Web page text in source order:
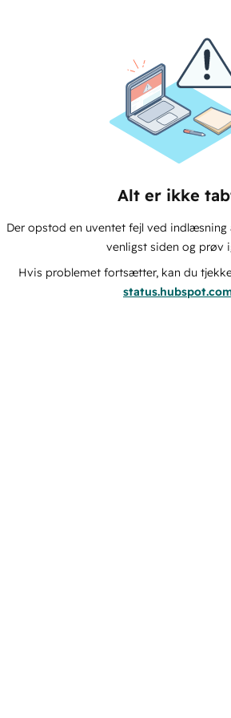
Alt er ikke
Der opstod en uventet fejl ved indlæsning
venligst siden og prøv
Hvis problemet fortsætter, kan du